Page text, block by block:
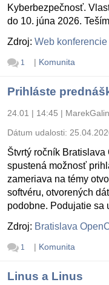
Kyberbezpečnosť.
do 10. júna 2026.
Zdroj: Web konferencie
1 | Komunita
Prihláste
24.01 | 14:45 |
Dátum udalosti:
Štvrtý ročník
spustená možnosť
zameriava na témy
softvéru, otvorených
podobne. Podujatie sa
Zdroj: Bratislava
1 | Komunita
Linus a Linus